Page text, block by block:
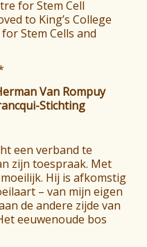
for Stem Cell
to King’s College
Stem Cells and
Van Rompuy
Stichting
een verband te
zijn toespraak. Met
Hij is afkomstig
– van mijn eigen
de andere zijde van
eeuwenoude bos